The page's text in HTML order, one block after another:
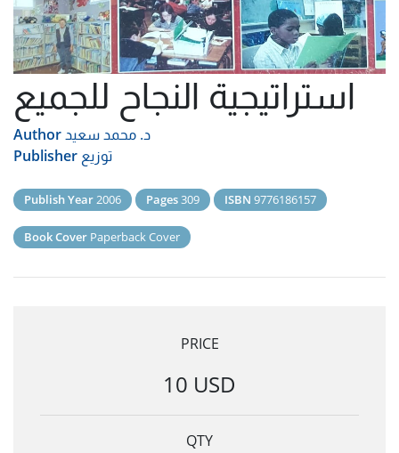
استراتيجية النجاح للجميع
Authorد. محمد سعيد
Publisher توزيع
Publish Year2006 Pages309 ISBN 9776186157
Book Cover Paperback Cover
PRICE
10 USD
QTY